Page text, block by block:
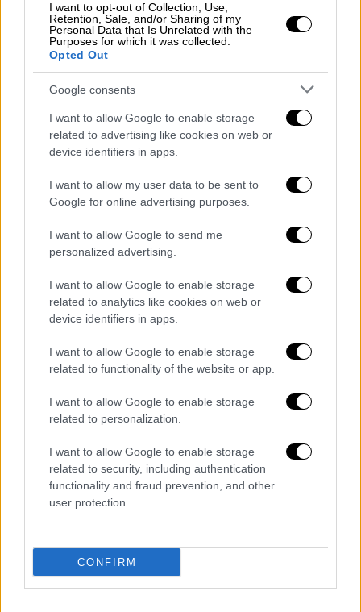
I want to opt-out of Collection, Use,
Retention, Sale, and/or Sharing of my
Personal Data that Is Unrelated with the
Purposes for which it was collected.
Opted Out
Google consents
I want to allow Google to enable storage
related to advertising like cookies on web or
device identifiers in apps.
I want to allow my user data to be sent to
Google for online advertising purposes.
I want to allow Google to send me
personalized advertising.
I want to allow Google to enable storage
related to analytics like cookies on web or
device identifiers in apps.
I want to allow Google to enable storage
related to functionality of the website or app.
I want to allow Google to enable storage
related to personalization.
I want to allow Google to enable storage
related to security, including authentication
functionality and fraud prevention, and other
user protection.
CONFIRM
Σημειώνεται πωςτην ίδια μέρα αστυνομικοί
του Τμήματος Συνοριακής Φύλαξης Τυχερού
εντόπισαν και συνέλαβαν διακινητή
εντοπίστηκε σε αγροτική οδό πλησίον του
να έχει επιβιβάσει
σε Ι.Χ.Ε. αυτοκίνητο τρεις μετανάστες που
στερούνταν ταξιδιωτικών εγγράφων.
Όλες οι ειδήσεις
των τουρκικών F-16 μετά την άρση του βέτο
από την Άγκυρα - Τι ανακοινώθηκε από το
υπουργείο Άμυνας
Ραγδαίες εξελίξεις: «Μόνη ύποπτη» για τους
Πισπιρίγκου - Καλείται να καταθέσει
«Καταπέλτης» ο εισαγγελέας για Λιγνάδη:
Προτείνει ενοχή για τρεις βιασμούς - «Δεν
έδωσε πειστικές απαντήσεις»
Θέλει δουλειά το μαλλί του Τσιτσιπά:
20λεπτο χτένισμα, ελαιόλαδο, baby oil και
ελληνική ρίγανη!
Επιστήμονες ανακάλυψαν τον τέταρτο
γνωστό τύπο μεταδοτικού καρκίνου στον